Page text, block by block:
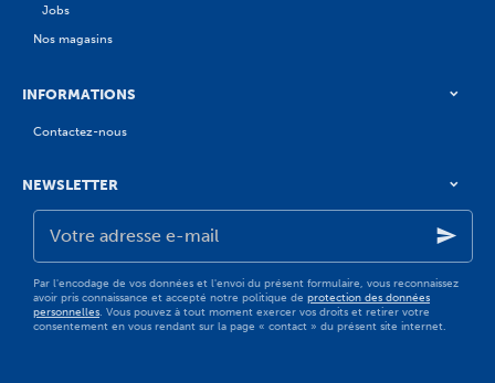
Jobs
Nos magasins
INFORMATIONS
Contactez-nous
NEWSLETTER
Votre
adresse
Par l'encodage de vos données et l'envoi du présent formulaire, vous reconnaissez
avoir pris connaissance et accepté notre politique de protection des données
personnelles. Vous pouvez à tout moment exercer vos droits et retirer votre
consentement en vous rendant sur la page « contact » du présent site internet.